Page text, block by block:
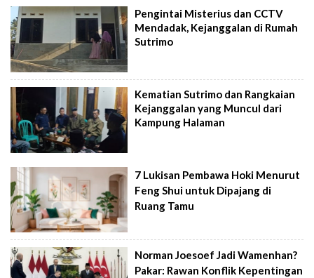
Pengintai Misterius dan CCTV
Mendadak, Kejanggalan di Rumah
Sutrimo
Kematian Sutrimo dan Rangkaian
Kejanggalan yang Muncul dari
Kampung Halaman
7 Lukisan Pembawa Hoki Menurut
Feng Shui untuk Dipajang di
Ruang Tamu
Norman Joesoef Jadi Wamenhan?
Pakar: Rawan Konflik Kepentingan